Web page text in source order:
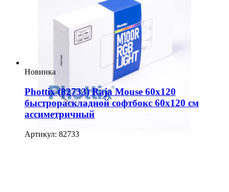
Новинка
Phottix (82733) Raja Mouse 60х120
быстрораскладной софтбокс 60х120 см
ассиметричный
Артикул: 82733